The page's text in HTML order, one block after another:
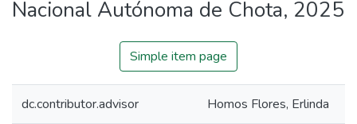
Nacional Autónoma de Chota, 2025
Simple item page
dc.contributor.advisor Homos Flores, Erlinda